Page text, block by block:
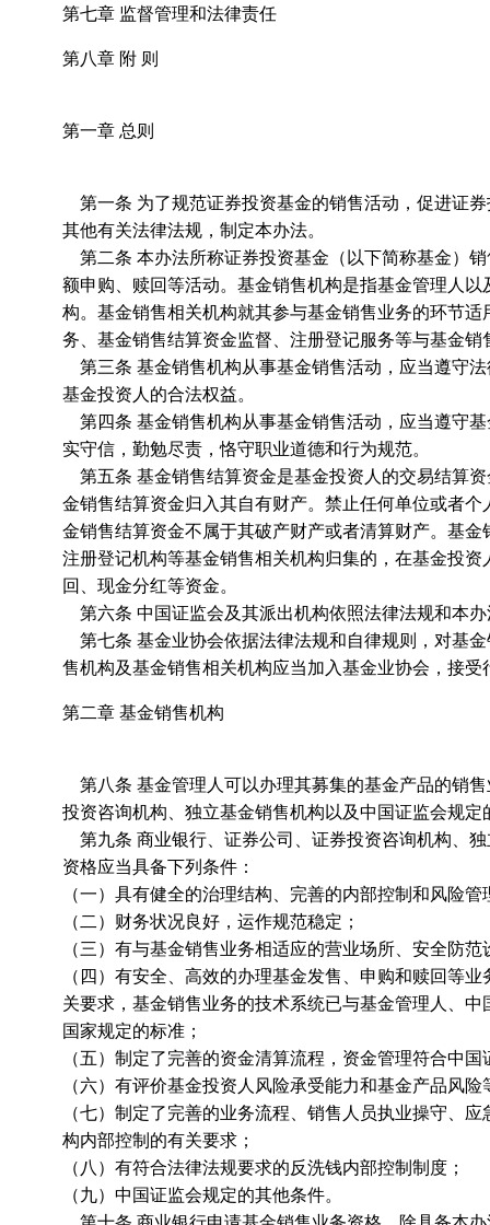
第七章 监督管理和法律责任
第八章 附 则
第一章 总则
第一条 为了规范证券投资基金的销售活动，促进证
其他有关法律法规，制定本办法。
第二条 本办法所称证券投资基金（以下简称基金）
额申购、赎回等活动。基金销售机构是指基金管理人
构。基金销售相关机构就其参与基金销售业务的环节
务、基金销售结算资金监督、注册登记服务等与基金销
第三条 基金销售机构从事基金销售活动，应当遵守
基金投资人的合法权益。
第四条 基金销售机构从事基金销售活动，应当遵守
实守信，勤勉尽责，恪守职业道德和行为规范。
第五条 基金销售结算资金是基金投资人的交易结算
金销售结算资金归入其自有财产。禁止任何单位或者
金销售结算资金不属于其破产财产或者清算财产。基
注册登记机构等基金销售相关机构归集的，在基金投
回、现金分红等资金。
第六条 中国证监会及其派出机构依照法律法规和本
第七条 基金业协会依据法律法规和自律规则，对基
售机构及基金销售相关机构应当加入基金业协会，接受
第二章 基金销售机构
第八条 基金管理人可以办理其募集的基金产品的销
投资咨询机构、独立基金销售机构以及中国证监会规
第九条 商业银行、证券公司、证券投资咨询机构、
资格应当具备下列条件：
（一）具有健全的治理结构、完善的内部控制和风险
（二）财务状况良好，运作规范稳定；
（三）有与基金销售业务相适应的营业场所、安全防
（四）有安全、高效的办理基金发售、申购和赎回等
关要求，基金销售业务的技术系统已与基金管理人、
国家规定的标准；
（五）制定了完善的资金清算流程，资金管理符合中
（六）有评价基金投资人风险承受能力和基金产品风
（七）制定了完善的业务流程、销售人员执业操守、
构内部控制的有关要求；
（八）有符合法律法规要求的反洗钱内部控制制度；
（九）中国证监会规定的其他条件。